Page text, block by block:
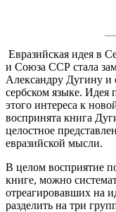
Евразийская идея в
и Союза ССР стала
Александру Дугину и
сербском языке. Идея
этого интереса к
воспринята книга
целостное
евразийской мысли.
В целом восприятие
книге, можно
отреагировавших на
разделить на три